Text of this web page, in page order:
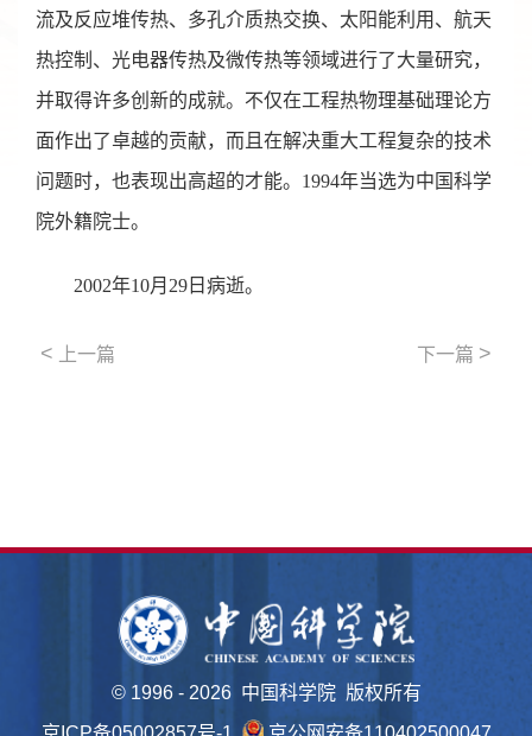
流及反应堆传热、多孔介质热交换、太阳能利用、航天
热控制、光电器传热及微传热等领域进行了大量研究，
并取得许多创新的成就。不仅在工程热物理基础理论方
面作出了卓越的贡献，而且在解决重大工程复杂的技术
问题时，也表现出高超的才能。1994年当选为中国科学
院外籍院士。
2002年10月29日病逝。
< 上一篇 下一篇 >
© 1996 - 2026 中国科学院 版权所有